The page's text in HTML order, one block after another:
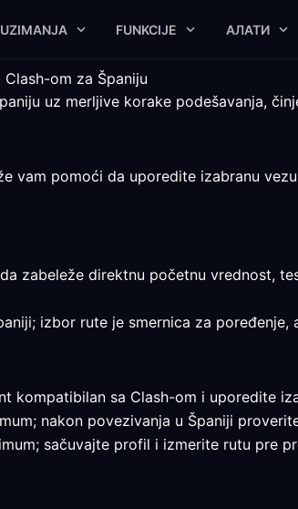
FUNKCIJE АЛАТИ
om za Španiju
uz merljive korake podešavanja,
vam pomoći da uporedite izabranu
zabeleže direktnu početnu vrednost,
izbor rute je smernica za poređenje,
kompatibilan sa Clash-om i uporedite
nakon povezivanja u Španiji
sačuvajte profil i izmerite rutu pre